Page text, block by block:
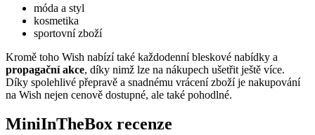
móda a styl
kosmetika
sportovní zboží
Kromě toho Wish nabízí také každodenní bleskové nabídky a
propagační akce, díky nimž lze na nákupech ušetřit ještě více.
Díky spolehlivé přepravě a snadnému vrácení zboží je nakupování
na Wish nejen cenově dostupné, ale také pohodlné.
MiniInTheBox recenze